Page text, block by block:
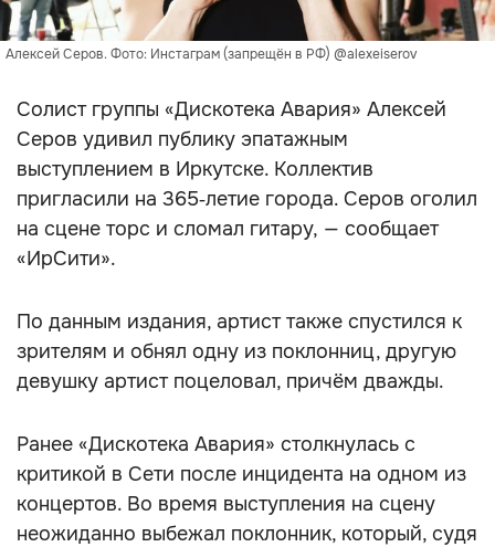
Алексей Серов. Фото: Инстаграм (запрещён в РФ) @alexeiserov
Солист группы «Дискотека Авария» Алексей
Серов удивил публику эпатажным
выступлением в Иркутске. Коллектив
пригласили на 365‑летие города. Серов оголил
на сцене торс и сломал гитару, — сообщает
«ИрСити».
По данным издания, артист также спустился к
зрителям и обнял одну из поклонниц, другую
девушку артист поцеловал, причём дважды.
Ранее «Дискотека Авария» столкнулась с
критикой в Сети после инцидента на одном из
концертов. Во время выступления на сцену
неожиданно выбежал поклонник, который, судя